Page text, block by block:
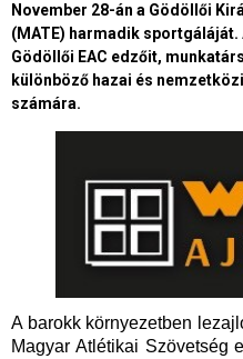
November 28-án a Gödöllői
(MATE) harmadik
Gödöllői EAC edzőit,
különböző hazai és
számára.
A barokk környezetben
Magyar Atlétikai Szövetség